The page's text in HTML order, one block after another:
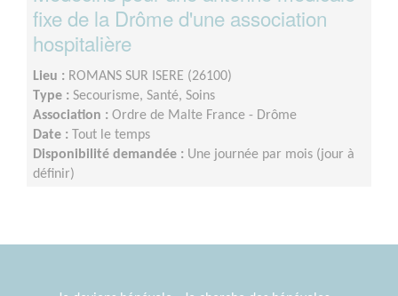
fixe de la Drôme d'une association
hospitalière
Lieu : ROMANS SUR ISERE (26100)
Type : Secourisme, Santé, Soins
Association : Ordre de Malte France - Drôme
Date : Tout le temps
Disponibilité demandée : Une journée par mois (jour à
définir)